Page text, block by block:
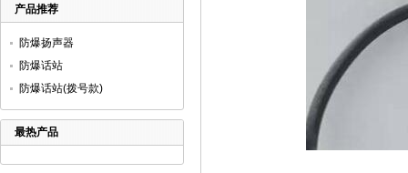
产品推荐
防爆扬声器
防爆话站
防爆话站(拨号款)
最热产品